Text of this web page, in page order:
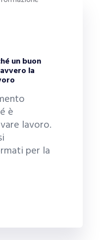
un buon
la
è
lavoro.
per la